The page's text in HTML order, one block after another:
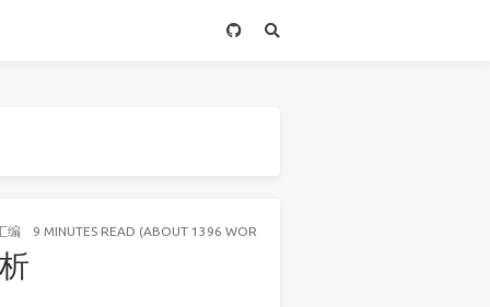
编 9 MINUTES READ (ABOUT 1396 WORDS)